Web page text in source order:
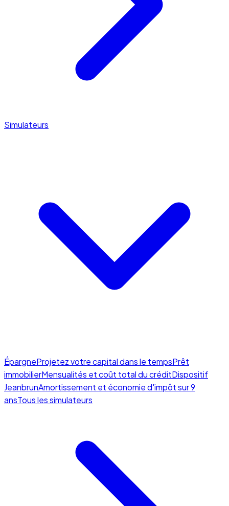
Simulateurs
ÉpargneProjetez votre capital dans le tempsPrêt
immobilierMensualités et coût total du créditDispositif
JeanbrunAmortissement et économie d'impôt sur 9
ansTous les simulateurs